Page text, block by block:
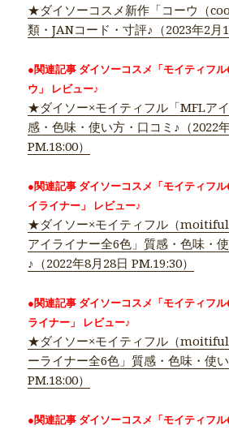
★ダイソーコスメ新作「コーウ（
類・JANコード・寸評♪（2023年2月
●関連記事 ダイソーコスメ「モイティフ
ウ」 レビュー♪
★ダイソー×モイティフル「MFLア
感・色味・使い方・口コミ♪（2022
PM.18:00）
●関連記事 ダイソーコスメ「モイティフ
イライナー」 レビュー♪
★ダイソー×モイティフル（moitiful
アイライナー全6色」質感・色味・
♪（2022年8月28日 PM.19:30）
●関連記事 ダイソーコスメ「モイティフ
ライナー」 レビュー♪
★ダイソー×モイティフル（moitiful
ーライナー全6色」質感・色味・使
PM.18:00）
●関連記事 ダイソーコスメ「モイティ